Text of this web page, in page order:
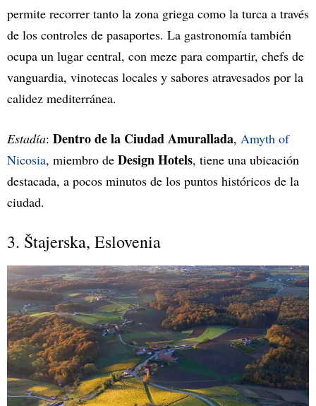
permite recorrer tanto la zona griega como la turca a través
de los controles de pasaportes. La gastronomía también
ocupa un lugar central, con meze para compartir, chefs de
vanguardia, vinotecas locales y sabores atravesados por la
calidez mediterránea.
Estadía: Dentro de la Ciudad Amurallada, Amyth of
Nicosia, miembro de Design Hotels, tiene una ubicación
destacada, a pocos minutos de los puntos históricos de la
ciudad.
3. Štajerska, Eslovenia